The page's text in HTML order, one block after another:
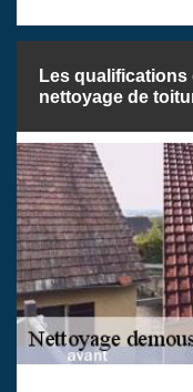
Les
nettoyage de